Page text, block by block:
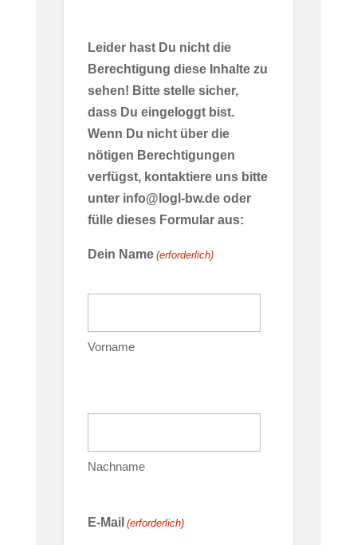
Leider hast Du nicht die
Berechtigung diese Inhalte zu
sehen! Bitte stelle sicher,
dass Du eingeloggt bist.
Wenn Du nicht über die
nötigen Berechtigungen
verfügst, kontaktiere uns bitte
unter info@logl-bw.de oder
fülle dieses Formular aus:
Dein Name (erforderlich)
Vorname
Nachname
E-Mail (erforderlich)